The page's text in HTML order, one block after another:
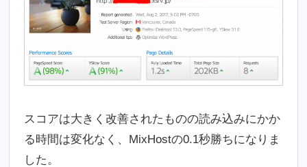
スコアは大きく改善されたものの読み込みにかか
る時間は変化なく、MixHostの0.1秒勝ちになりま
した。